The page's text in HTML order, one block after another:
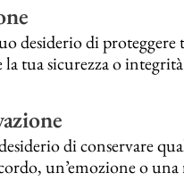
desiderio di
la tua sicurezza o
di conservare
un’emozione o una